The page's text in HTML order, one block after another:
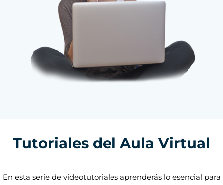
Tutoriales del Aula Virtual
En esta serie de videotutoriales aprenderás lo esencial para